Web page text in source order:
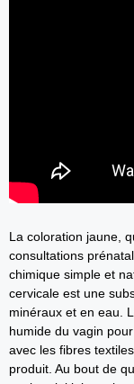
La coloration jaune,
consultations
chimique simple et
cervicale est une
minéraux et en eau.
humide du vagin
avec les fibres
produit. Au bout de